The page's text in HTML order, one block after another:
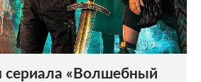
сериала «Волшебный